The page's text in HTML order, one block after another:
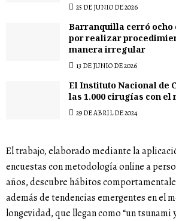
25 DE JUNIO DE 2026
Barranquilla cerró ocho
por realizar
manera irregular
13 DE JUNIO DE 2026
El Instituto Nacional de
las 1.000 cirugías con el
29 DE ABRIL DE 2024
El trabajo, elaborado mediante la
encuestas con metodología online a
años, descubre hábitos
además de tendencias emergentes en el
longevidad, que llegan como “un tsunami